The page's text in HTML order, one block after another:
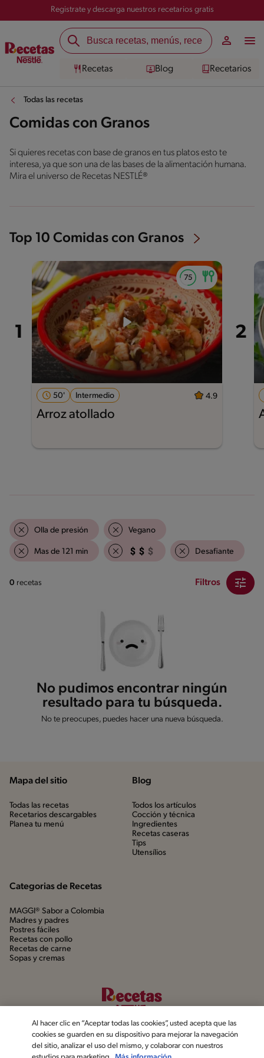
Registrate y descarga nuestros recetarios gratis
Recetas Blog Recetarios
Todas las recetas
Comidas con Granos
Si quieres recetas con base de granos en tus platos esto te
interesa, ya que son una de las bases de la alimentación humana.
Mira el universo de Recetas NESTLÉ®
Top 10 Comidas con Granos
50' Intermedio 4.9
Arroz atollado
Olla de presión Vegano
Mas de 121 min Desafiante
0 recetas Filtros
No pudimos encontrar ningún
resultado para tu búsqueda.
No te preocupes, puedes hacer una nueva búsqueda.
Mapa del sitio
Todas las recetas
Recetarios descargables
Planea tu menú
Blog
Todos los artículos
Cocción y técnica
Ingredientes
Recetas caseras
Tips
Utensílios
Categorias de Recetas
MAGGI® Sabor a Colombia
Madres y padres
Postres fáciles
Recetas con pollo
Recetas de carne
Sopas y cremas
Al hacer clic en “Aceptar todas las cookies”, usted acepta que las
cookies se guarden en su dispositivo para mejorar la navegación
del sitio, analizar el uso del mismo, y colaborar con nuestros